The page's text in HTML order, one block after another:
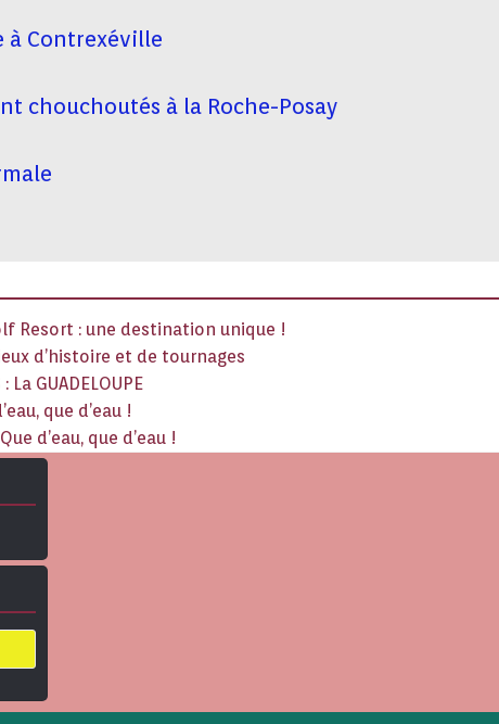
à Contrexéville
chouchoutés à la Roche-Posay
Resort : une destination unique !
d’histoire et de tournages
: La GUADELOUPE
que d’eau !
d’eau, que d’eau !